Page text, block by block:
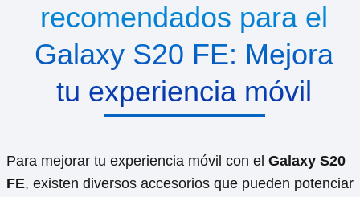
recomendados para el
Galaxy S20 FE: Mejora
tu experiencia móvil
Para mejorar tu experiencia móvil con el Galaxy S20
FE, existen diversos accesorios que pueden potenciar